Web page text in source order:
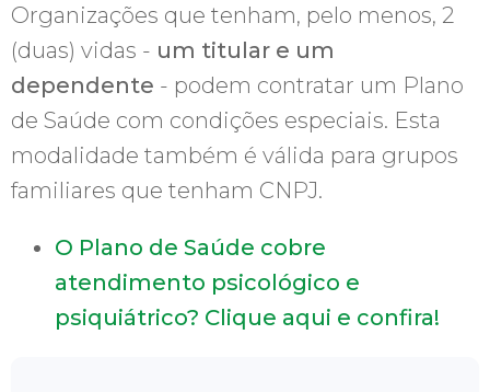
Organizações que tenham, pelo menos, 2
(duas) vidas - um titular e um
dependente - podem contratar um Plano
de Saúde com condições especiais. Esta
modalidade também é válida para grupos
familiares que tenham CNPJ.
O Plano de Saúde cobre
atendimento psicológico e
psiquiátrico? Clique aqui e confira!